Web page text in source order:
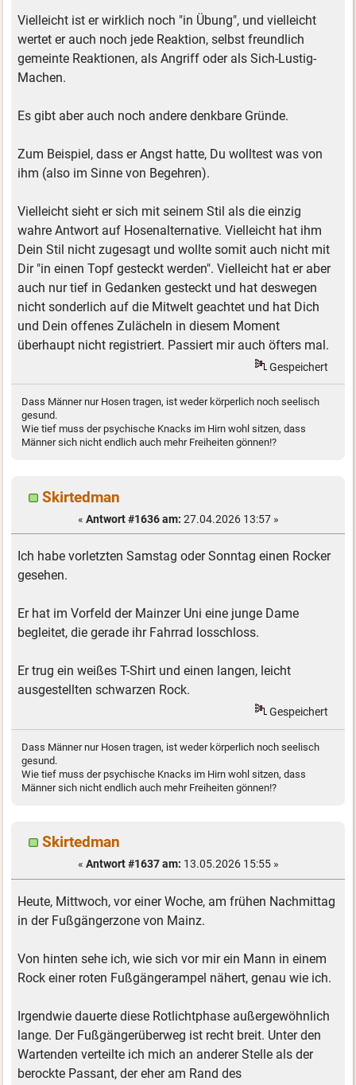
Vielleicht ist er wirklich noch "in Übung", und vielleicht
wertet er auch noch jede Reaktion, selbst freundlich
gemeinte Reaktionen, als Angriff oder als Sich-Lustig-
Machen.
Es gibt aber auch noch andere denkbare Gründe.
Zum Beispiel, dass er Angst hatte, Du wolltest was von
ihm (also im Sinne von Begehren).
Vielleicht sieht er sich mit seinem Stil als die einzig
wahre Antwort auf Hosenalternative. Vielleicht hat ihm
Dein Stil nicht zugesagt und wollte somit auch nicht mit
Dir "in einen Topf gesteckt werden". Vielleicht hat er aber
auch nur tief in Gedanken gesteckt und hat deswegen
nicht sonderlich auf die Mitwelt geachtet und hat Dich
und Dein offenes Zulächeln in diesem Moment
überhaupt nicht registriert. Passiert mir auch öfters mal.
Gespeichert
Dass Männer nur Hosen tragen, ist weder körperlich noch seelisch
gesund.
Wie tief muss der psychische Knacks im Hirn wohl sitzen, dass
Männer sich nicht endlich auch mehr Freiheiten gönnen!?
Skirtedman
« Antwort #1636 am: 27.04.2026 13:57 »
Ich habe vorletzten Samstag oder Sonntag einen Rocker
gesehen.
Er hat im Vorfeld der Mainzer Uni eine junge Dame
begleitet, die gerade ihr Fahrrad losschloss.
Er trug ein weißes T-Shirt und einen langen, leicht
ausgestellten schwarzen Rock.
Gespeichert
Dass Männer nur Hosen tragen, ist weder körperlich noch seelisch
gesund.
Wie tief muss der psychische Knacks im Hirn wohl sitzen, dass
Männer sich nicht endlich auch mehr Freiheiten gönnen!?
Skirtedman
« Antwort #1637 am: 13.05.2026 15:55 »
Heute, Mittwoch, vor einer Woche, am frühen Nachmittag
in der Fußgängerzone von Mainz.
Von hinten sehe ich, wie sich vor mir ein Mann in einem
Rock einer roten Fußgängerampel nähert, genau wie ich.
Irgendwie dauerte diese Rotlichtphase außergewöhnlich
lange. Der Fußgängerüberweg ist recht breit. Unter den
Wartenden verteilte ich mich an anderer Stelle als der
berockte Passant, der eher am Rand des